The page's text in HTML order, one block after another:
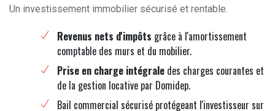
Un investissement immobilier sécurisé et rentable.
Revenus nets d'impôts grâce à l'amortissement
comptable des murs et du mobilier.
Prise en charge intégrale des charges courantes et
de la gestion locative par Domidep.
Bail commercial sécurisé protégeant l'investisseur sur